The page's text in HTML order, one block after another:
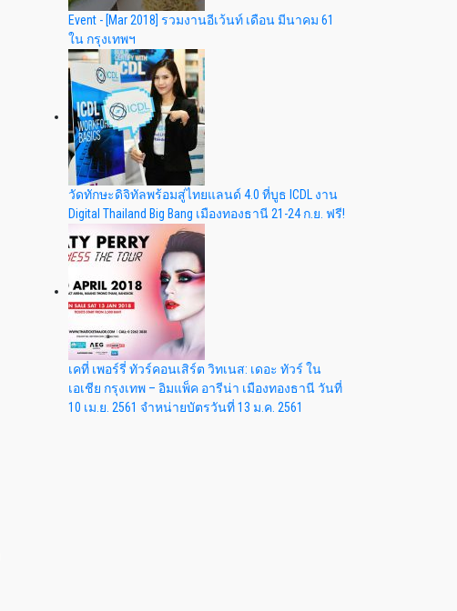
Event - [Mar 2018] รวมงานอีเว้นท์ เดือน มีนาคม 61
ใน กรุงเทพฯ
วัดทักษะดิจิทัลพร้อมสู่ไทยแลนด์ 4.0 ที่บูธ ICDL งาน
Digital Thailand Big Bang เมืองทองธานี 21-24 ก.ย. ฟรี!
เคที่ เพอร์รี่ ทัวร์คอนเสิร์ต วิทเนส: เดอะ ทัวร์ ใน
เอเชีย กรุงเทพ – อิมแพ็ค อารีน่า เมืองทองธานี วันที่
10 เม.ย. 2561 จำหน่ายบัตรวันที่ 13 ม.ค. 2561